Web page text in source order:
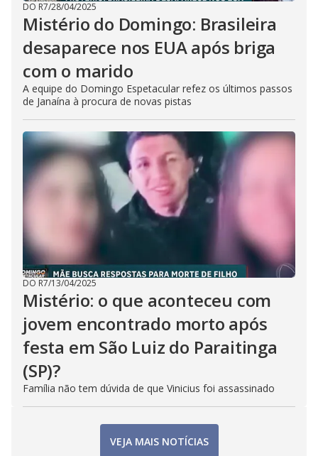
DO R7/28/04/2025
Mistério do Domingo: Brasileira
desaparece nos EUA após briga
com o marido
A equipe do Domingo Espetacular refez os últimos passos
de Janaína à procura de novas pistas
DO R7/13/04/2025
Mistério: o que aconteceu com
jovem encontrado morto após
festa em São Luiz do Paraitinga
(SP)?
Família não tem dúvida de que Vinicius foi assassinado
VEJA MAIS NOTÍCIAS